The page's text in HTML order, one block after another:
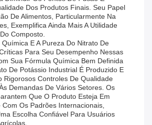
Dos Produtos Finais. Seu Papel
De Alimentos, Particularmente Na
Exemplifica Ainda Mais A Utilidade
Composto.
Química E A Pureza Do Nitrato De
Para Seu Desempenho Nessas
Sua Fórmula Química Bem Definida
De Potássio Industrial É Produzido E
Rigorosos Controles De Qualidade
Demandas De Vários Setores. Os
Que O Produto Esteja Em
Os Padrões Internacionais,
Escolha Confiável Para Usuários